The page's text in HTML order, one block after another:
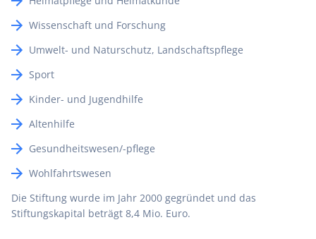
Wissenschaft und Forschung
Umwelt- und Naturschutz, Landschaftspflege
Sport
Kinder- und Jugendhilfe
Altenhilfe
Gesundheitswesen/-pflege
Wohlfahrtswesen
Die Stiftung wurde im Jahr 2000 gegründet und das
Stiftungskapital beträgt 8,4 Mio. Euro.